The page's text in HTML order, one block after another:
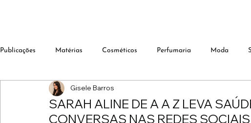
Publicações Matérias Cosméticos Perfumaria Moda
SARAH ALINE DE A A Z LEVA
CONVERSAS NAS REDES SOCIAIS
Gisele Barros